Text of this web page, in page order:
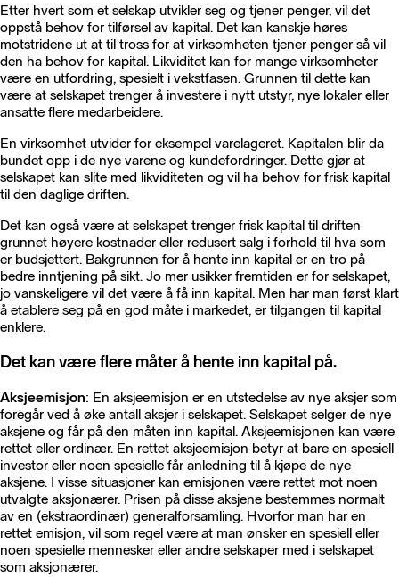
Etter hvert som et selskap utvikler seg og tjener penger, vil det
oppstå behov for tilførsel av kapital. Det kan kanskje høres
motstridene ut at til tross for at virksomheten tjener penger så vil
den ha behov for kapital. Likviditet kan for mange virksomheter
være en utfordring, spesielt i vekstfasen. Grunnen til dette kan
være at selskapet trenger å investere i nytt utstyr, nye lokaler eller
ansatte flere medarbeidere.
En virksomhet utvider for eksempel varelageret. Kapitalen blir da
bundet opp i de nye varene og kundefordringer. Dette gjør at
selskapet kan slite med likviditeten og vil ha behov for frisk kapital
til den daglige driften.
Det kan også være at selskapet trenger frisk kapital til driften
grunnet høyere kostnader eller redusert salg i forhold til hva som
er budsjettert. Bakgrunnen for å hente inn kapital er en tro på
bedre inntjening på sikt. Jo mer usikker fremtiden er for selskapet,
jo vanskeligere vil det være å få inn kapital. Men har man først klart
å etablere seg på en god måte i markedet, er tilgangen til kapital
enklere.
Det kan være flere måter å hente inn kapital på.
Aksjeemisjon: En aksjeemisjon er en utstedelse av nye aksjer som
foregår ved å øke antall aksjer i selskapet. Selskapet selger de nye
aksjene og får på den måten inn kapital. Aksjeemisjonen kan være
rettet eller ordinær. En rettet aksjeemisjon betyr at bare en spesiell
investor eller noen spesielle får anledning til å kjøpe de nye
aksjene. I visse situasjoner kan emisjonen være rettet mot noen
utvalgte aksjonærer. Prisen på disse aksjene bestemmes normalt
av en (ekstraordinær) generalforsamling. Hvorfor man har en
rettet emisjon, vil som regel være at man ønsker en spesiell eller
noen spesielle mennesker eller andre selskaper med i selskapet
som aksjonærer.